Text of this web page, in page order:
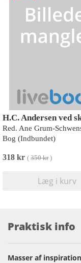
Bog (Indbundet)
318 kr ( 350 kr)
Læg i kurv
Praktisk info
Masser af